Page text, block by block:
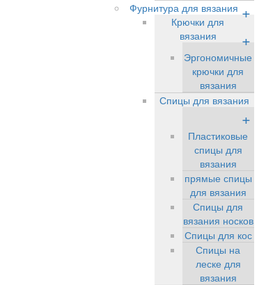
Фурнитура для вязания +
Крючки для
вязания
+
Эргономичные
крючки для
вязания
Спицы для вязания
+
Пластиковые
спицы для
вязания
прямые спицы
для вязания
Спицы для
вязания носков
Спицы для кос
Спицы на
леске для
вязания